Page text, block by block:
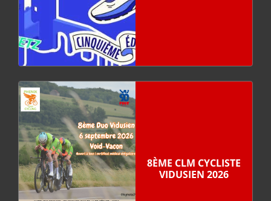
8ÈME CLM CYCLISTE
VIDUSIEN 2026